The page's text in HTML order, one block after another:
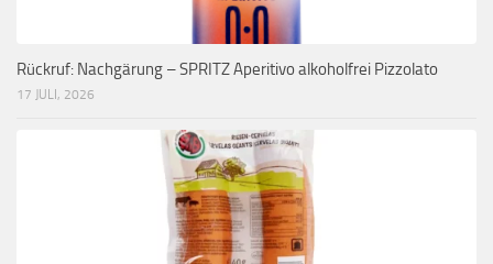
Rückruf: Nachgärung – SPRITZ Aperitivo alkoholfrei Pizzolato
17 JULI, 2026